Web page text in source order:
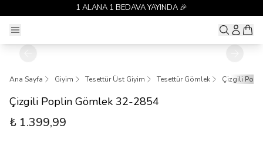
1 ALANA 1 BEDAVA YAYINDA 🎉
Ana Sayfa Giyim Tesettür Üst Giyim Tesettür Gömlek Çizgili
Çizgili Poplin Gömlek 32-2854
₺ 1.399,99